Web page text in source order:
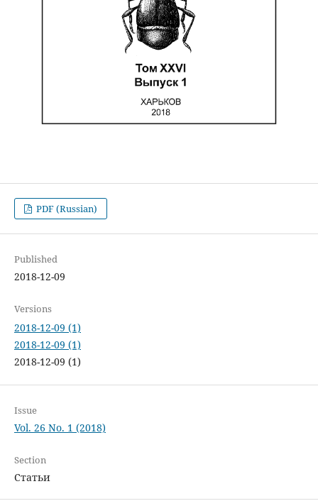
PDF (Russian)
Published
2018-12-09
Versions
2018-12-09 (1)
2018-12-09 (1)
2018-12-09 (1)
Issue
Vol. 26 No. 1 (2018)
Section
Статьи